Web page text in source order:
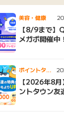
美容・健康
【8/9まで】
メガポ開催中
ポイントタウ
ンニュース
【2026年8
ントタウン友